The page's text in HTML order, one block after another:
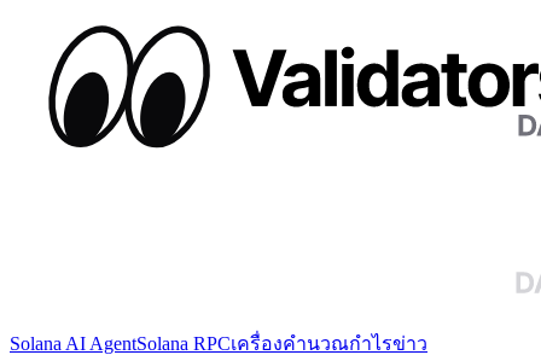
Solana AI AgentSolana RPCเครื่องคำนวณกำไรข่าว